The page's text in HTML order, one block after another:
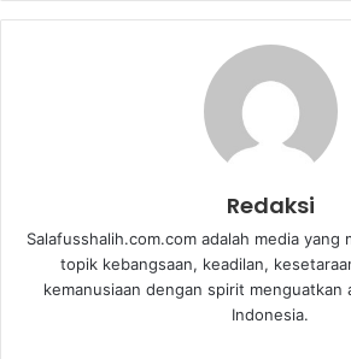
Redaksi
Salafusshalih.com.com adalah media yang
topik kebangsaan, keadilan,
kemanusiaan dengan spirit menguatkan
Indonesia.